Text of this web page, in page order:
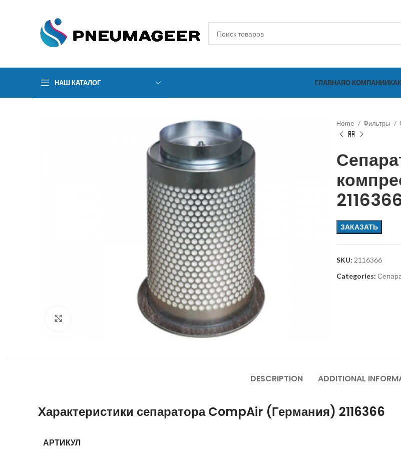
НАШ КАТАЛОГ ГЛАВНАЯО КОМПАНИИ
Home Фильтры
ЗАКАЗАТЬ
SKU: 2116366
Categories:
DESCRIPTION ADDITIONAL
Характеристики сепаратора CompAir (Германия) 2116366
АРТИКУЛ